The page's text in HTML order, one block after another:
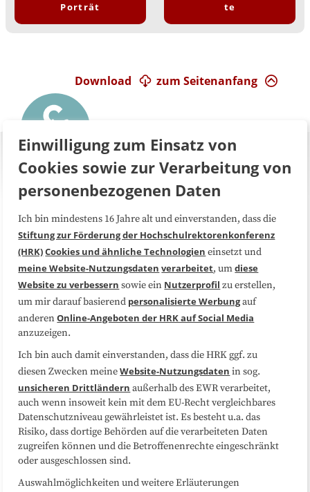
Porträt
te
zum Seitenanfang
Download
Über uns FAQ
Medienarbeit Kooperationen
Datenschutzerklärung Impressum
Sitemap
Folgen Sie uns
Einwilligung zum Einsatz von
Cookies sowie zur Verarbeitung von
personenbezogenen Daten
Ich bin mindestens 16 Jahre alt und einverstanden, dass die
Stiftung zur Förderung der Hochschulrektorenkonferenz
(HRK)Cookies und ähnliche Technologien einsetzt und
meine Website-Nutzungsdaten verarbeitet, umdiese
Website zu verbessern sowie ein Nutzerprofil zu erstellen,
um mir darauf basierend personalisierte Werbungauf
anderenOnline-Angeboten der HRK auf Social Media
anzuzeigen.
Ich bin auch damit einverstanden, dass die HRK ggf. zu
diesen Zwecken meineWebsite-Nutzungsdaten in sog.
unsicheren Drittländern außerhalb des EWR verarbeitet,
auch wenn insoweit kein mit dem EU-Recht vergleichbares
Datenschutzniveau gewährleistet ist. Es besteht u.a. das
Risiko, dass dortige Behörden auf die verarbeiteten Daten
zugreifen können und die Betroffenenrechte eingeschränkt
oder ausgeschlossen sind.
Auswahlmöglichkeiten und weitere Erläuterungen